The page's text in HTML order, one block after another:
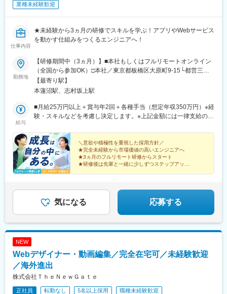
業種未経験歓迎
仕事内容
★未経験から3ヵ月の研修でスキルを学ぶ！アプリやWebサービス
を動かす仕組みをつくるエンジニアへ！
勤務地
【研修期間中（3ヵ月）】■本社もしくはフルリモートオンライン
（全国から参加OK）□本社／東京都板橋区大原町9-15└都営三田
線「本蓮沼駅」より徒歩4分└都営三田線「志村坂上駅」より徒歩
9分【研修終了後】■東京23区を中心とした全国各地のプロジェク
ん。※すべて徒歩10分以内の駅チカオフィスです。※フルリモー
ト・在宅勤務・リモートワークはプロジェクトによって異なりま
【最寄り駅】
本蓮沼駅、志村坂上駅
給与
■月給25万円以上＋賞与年2回＋各種手当（想定年収350万円）※経
験・スキルなどを考慮し決定します。※上記金額には一律支給の住
（期間中は月給23万円以上で、その他の待遇に変更なし）☆経験
がある方は、現職・前職給与を考慮します。☆明確な評価制度あ
り。個人の頑張りに応じて評価します。【年収例】年収450万円
（経験2年入社）年収750万円（経験3年入社）年収950万円（経験
5年入社）
＼意欲や積極性を重視した採用方針／
★完全未経験から市場価値の高いエンジニアへ
★3ヵ月のフルリモート研修からスタート
★研修後は先輩と一緒に少しずつステップアップ
気になる 応募する
NEW
Webデザイナー・動画編集／完全在宅可／未経験歓迎
／海外進出
株式会社ＴｈｅＮｅｗＧａｔｅ
正社員 転勤なし 5名以上採用
職種未経験歓迎